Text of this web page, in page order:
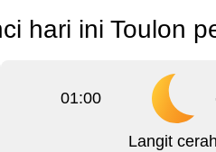
hari ini Toulon
01:00
Langit cerah